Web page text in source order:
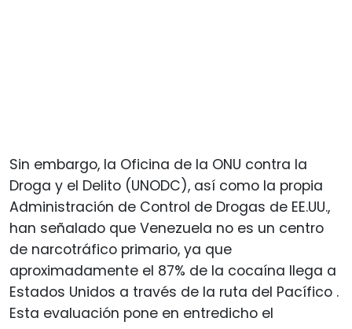
Sin embargo, la Oficina de la ONU contra la
Droga y el Delito (UNODC), así como la propia
Administración de Control de Drogas de EE.UU.,
han señalado que Venezuela no es un centro
de narcotráfico primario, ya que
aproximadamente el 87% de la cocaína llega a
Estados Unidos a través de la ruta del Pacífico .
Esta evaluación pone en entredicho el